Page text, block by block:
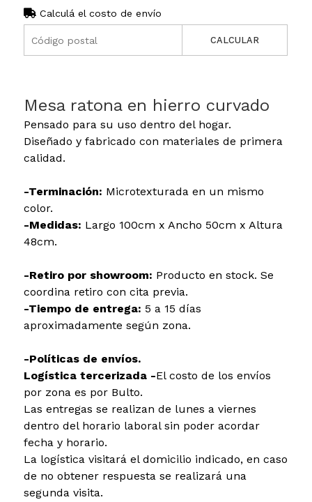
Calculá el costo de envío
CALCULAR
Mesa ratona en hierro curvado
Pensado para su uso dentro del hogar.
Diseñado y fabricado con materiales de primera
calidad.
-Terminación: Microtexturada en un mismo
color.
-Medidas: Largo 100cm x Ancho 50cm x Altura
48cm.
-Retiro por showroom: Producto en stock. Se
coordina retiro con cita previa.
-Tiempo de entrega: 5 a 15 días
aproximadamente según zona.
-Políticas de envíos.
Logística tercerizada -El costo de los envíos
por zona es por Bulto.
Las entregas se realizan de lunes a viernes
dentro del horario laboral sin poder acordar
fecha y horario.
La logística visitará el domicilio indicado, en caso
de no obtener respuesta se realizará una
segunda visita.